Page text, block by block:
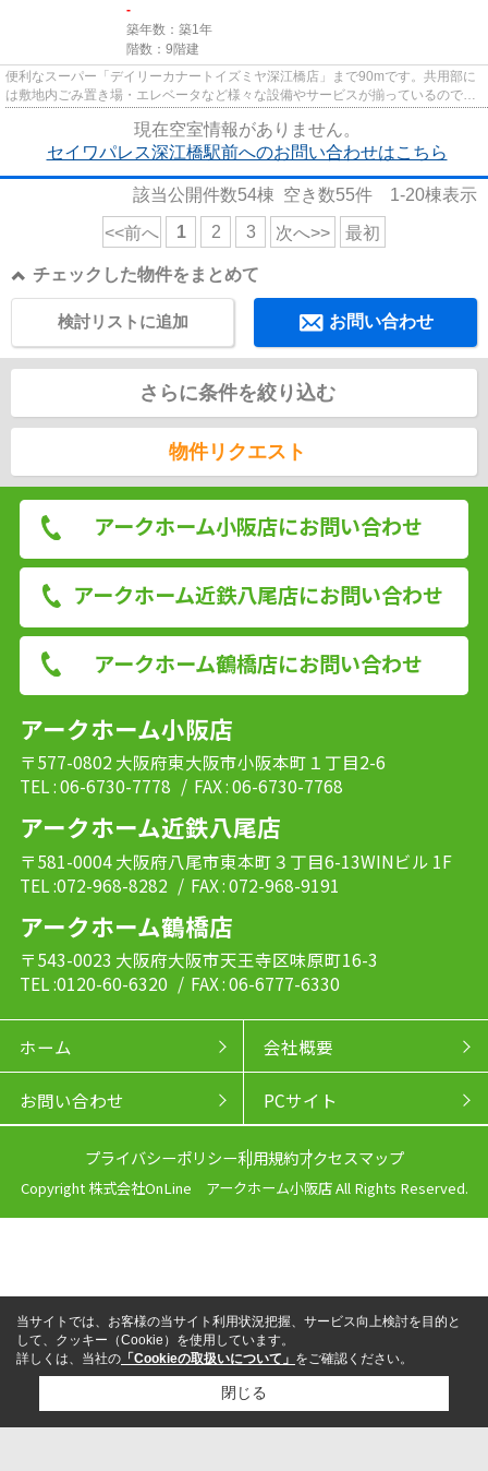
-
築年数：築1年
階数：9階建
便利なスーパー「デイリーカナートイズミヤ深江橋店」まで90mです。共用部に
は敷地内ごみ置き場・エレベータなど様々な設備やサービスが揃っているので便
利です。こちらの物件から、10...
現在空室情報がありません。
セイワパレス深江橋駅前へのお問い合わせはこちら
該当公開件数54棟 空き数55件 1-20棟表示
<<前へ 1 2 3 次へ>> 最初
チェックした物件をまとめて
お問い合わせ
検討リストに追加
さらに条件を絞り込む
物件リクエスト
アークホーム小阪店にお問い合わせ
アークホーム近鉄八尾店にお問い合わせ
アークホーム鶴橋店にお問い合わせ
アークホーム小阪店
〒577-0802 大阪府東大阪市小阪本町１丁目2-6
TEL : 06-6730-7778 / FAX : 06-6730-7768
アークホーム近鉄八尾店
〒581-0004 大阪府八尾市東本町３丁目6-13WINビル 1F
TEL :072-968-8282 / FAX : 072-968-9191
アークホーム鶴橋店
〒543-0023 大阪府大阪市天王寺区味原町16-3
TEL :0120-60-6320 / FAX : 06-6777-6330
ホーム 会社概要
お問い合わせ PCサイト
プライバシーポリシー利用規約アクセスマップ
Copyright 株式会社OnLine アークホーム小阪店 All Rights Reserved.
LINEからお問い合わせ
当サイトでは、お客様の当サイト利用状況把握、サービス向上検討を目的と
して、クッキー（Cookie）を使用しています。
詳しくは、当社の 「Cookieの取扱いについて」 をご確認ください。
閉じる